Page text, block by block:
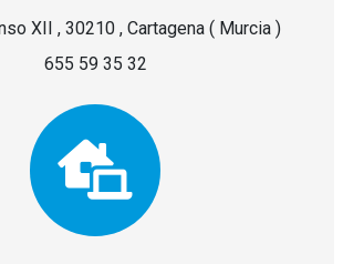
XII , 30210 , Cartagena ( Murcia )
655 59 35 32